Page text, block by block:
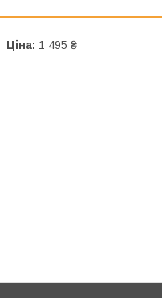
Ціна: 1 495 ₴